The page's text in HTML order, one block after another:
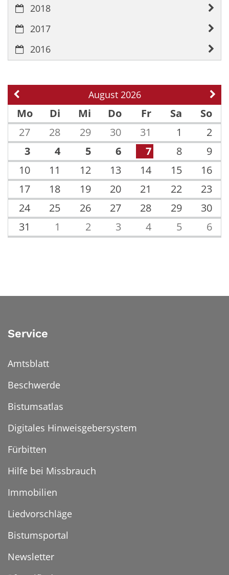
2018
2017
2016
Vorherige Seite August 2026
Mo
Di Mi Do Fr Sa
So
27
28 29 30 31 1
2
3
4 5 6 7 8
9
10
11 12 13 14 15
16
17
18 19 20 21 22
23
24
25 26 27 28 29
30
31
1 2 3 4 5 6
Service
Amtsblatt
Beschwerde
Bistumsatlas
Digitales Hinweisgebersystem
Fürbitten
Hilfe bei Missbrauch
Immobilien
Liedvorschläge
Bistumsportal
Newsletter